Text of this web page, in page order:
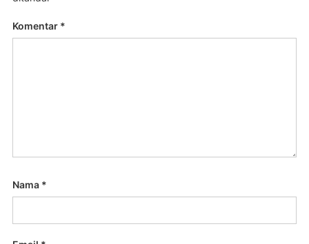
Komentar *
Nama *